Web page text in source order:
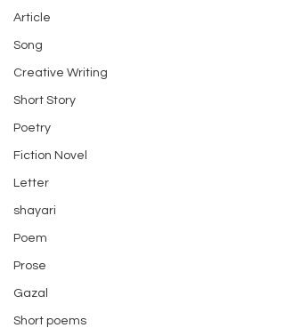
Article
Song
Creative Writing
Short Story
Poetry
Fiction Novel
Letter
shayari
Poem
Prose
Gazal
Short poems